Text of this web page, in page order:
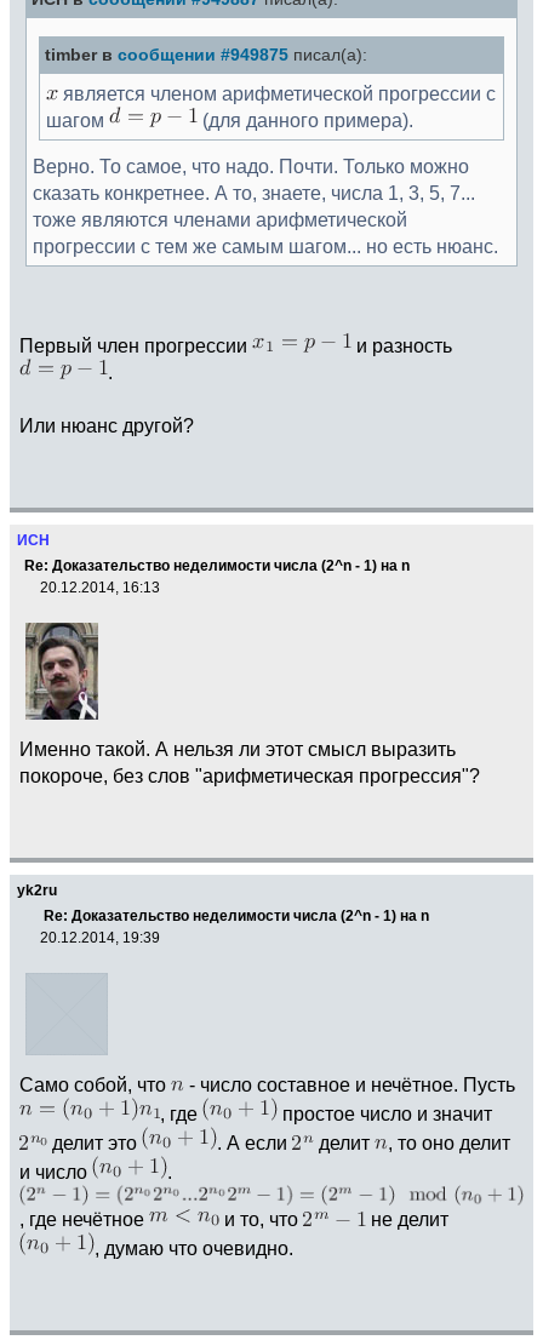
timber в сообщении #949875 писал(а):
является членом арифметической прогрессии с
шагом
(для данного примера).
Верно. То самое, что надо. Почти. Только можно
сказать конкретнее. А то, знаете, числа 1, 3, 5, 7...
тоже являются членами арифметической
прогрессии с тем же самым шагом... но есть нюанс.
Первый член прогрессии
и разность
.
Или нюанс другой?
ИСН
Re: Доказательство неделимости числа (2^n - 1) на n
20.12.2014, 16:13
Именно такой. А нельзя ли этот смысл выразить
покороче, без слов "арифметическая прогрессия"?
yk2ru
Re: Доказательство неделимости числа (2^n - 1) на n
20.12.2014, 19:39
Само собой, что
- число составное и нечётное. Пусть
, где
простое число и значит
делит это
. А если делит
, то оно делит
и число
.
, где нечётное и то, что
не делит
, думаю что очевидно.